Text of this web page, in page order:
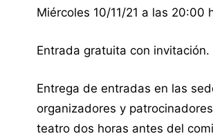
Miércoles 10/11/21 a las 20:00
Entrada gratuita con invitación.
Entrega de entradas en las
organizadores y
teatro dos horas antes del